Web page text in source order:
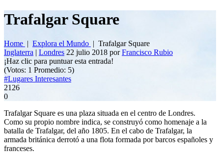
Trafalgar Square
Home | Explora el Mundo | Trafalgar Square
Inglaterra | Londres 22 julio 2018 porFrancisco Rubio
¡Haz clic para puntuar esta entrada!
(Votos: 1 Promedio: 5)
#Lugares Interesantes
2126
0
Trafalgar Square es una plaza situada en el centro de Londres.
Como su propio nombre indica, se construyó como homenaje a la
batalla de Trafalgar, del año 1805. En el cabo de Trafalgar, la
armada británica derrotó a una flota formada por barcos españoles y
franceses.